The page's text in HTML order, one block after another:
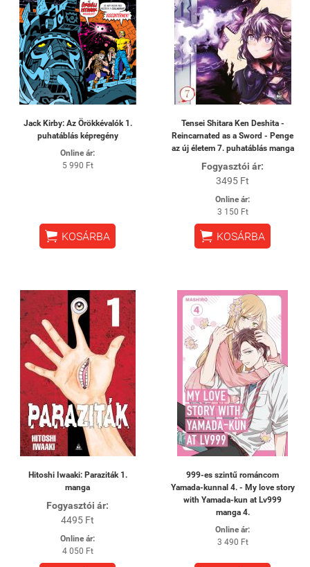
Jack Kirby: Az Örökkévalók 1.
puhatáblás képregény
Online ár:
5 990 Ft
 KOSÁRBA
Tensei Shitara Ken Deshita -
Reincarnated as a Sword - Penge
az új életem 7. puhatáblás manga
Fogyasztói ár:
3495 Ft
Online ár:
3 150 Ft
 KOSÁRBA
Hitoshi Iwaaki: Paraziták 1.
manga
Fogyasztói ár:
4495 Ft
Online ár:
4 050 Ft
999-es szintű románcom
Yamada-kunnal 4. - My love story
with Yamada-kun at Lv999
manga 4.
Online ár:
3 490 Ft